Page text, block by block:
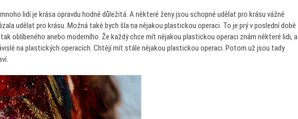
lidí je krása opravdu hodně důležitá. A některé ženy jsou schopné udělat pro krásu vážně
udělat pro krásu. Možná také bych šla na nějakou plastickou operaci. To je prý v poslední době
oblíbeného anebo moderního. Že každý chce mít nějakou plastickou operaci znám některé lidi, a
na plastických operacích. Chtějí mít stále nějakou plastickou operaci. Potom už jsou tady